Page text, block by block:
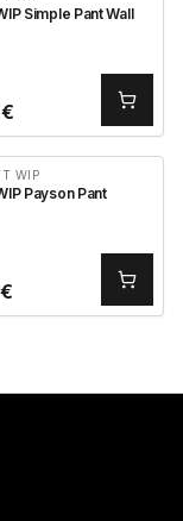
Simple Pant Wall
€
WIP
Payson Pant
€